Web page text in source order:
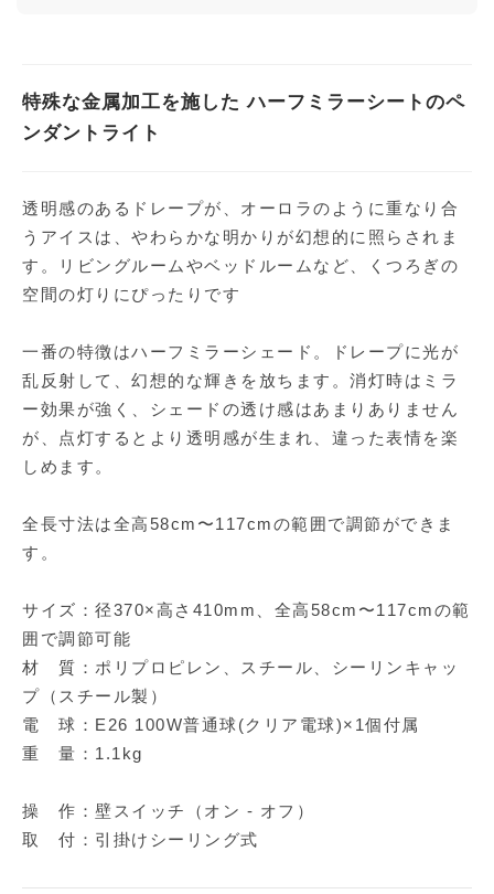
特殊な金属加工を施した ハーフミラーシートのペ
ンダントライト
透明感のあるドレープが、オーロラのように重なり合
うアイスは、やわらかな明かりが幻想的に照らされま
す。リビングルームやベッドルームなど、くつろぎの
空間の灯りにぴったりです
一番の特徴はハーフミラーシェード。ドレープに光が
乱反射して、幻想的な輝きを放ちます。消灯時はミラ
ー効果が強く、シェードの透け感はあまりありません
が、点灯するとより透明感が生まれ、違った表情を楽
しめます。
全長寸法は全高58cm〜117cmの範囲で調節ができま
す。
サイズ：径370×高さ410mm、全高58cm〜117cmの範
囲で調節可能
材 質：ポリプロピレン、スチール、シーリンキャッ
プ（スチール製）
電 球：E26 100W普通球(クリア電球)×1個付属
重 量：1.1kg
操 作：壁スイッチ（オン - オフ）
取 付：引掛けシーリング式